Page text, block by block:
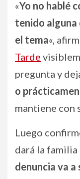
«Yo no hablé
tenido alguna
el tema«,
Tarde
pregunta y
o
mantiene con
Luego
dará la familia
denuncia va